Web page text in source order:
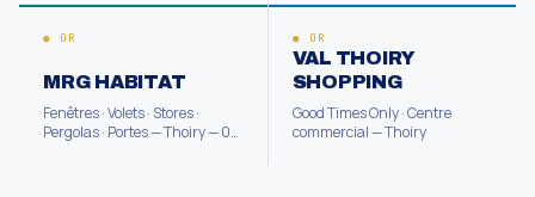
● OR
MRG HABITAT
Fenêtres · Volets · Stores ·
Pergolas · Portes — Thoiry — 04
● OR
VAL THOIRY
SHOPPING
Good Times Only · Centre
commercial — Thoiry